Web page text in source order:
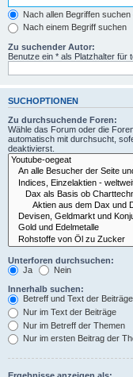
Nach allen Begriffen
Nach einem Begriff suchen
Zu suchender Autor:
Benutze ein * als Platzhalter für
SUCHOPTIONEN
Zu durchsuchende Foren:
Wähle das Forum oder die
automatisch mit durchsucht,
deaktivierst.
Unterforen durchsuchen:
Ja
Nein
Innerhalb suchen:
Betreff und Text der Beiträge
Nur im Text der Beiträge
Nur im Betreff der Themen
Nur im ersten Beitrag der